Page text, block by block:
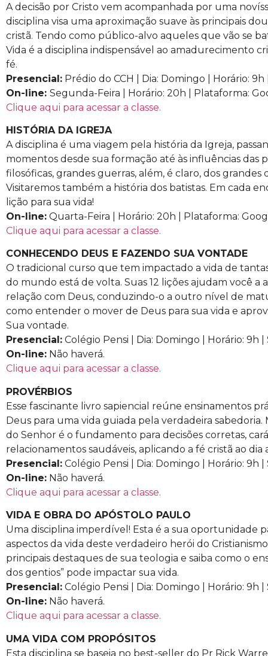
A decisão por Cristo vem acompanhada por uma
disciplina visa uma aproximação suave às principais
cristã. Tendo como público-alvo aqueles que vão se
Vida é a disciplina indispensável ao amadurecimento
fé.
Presencial: Prédio do CCH | Dia: Domingo | Horário: 9h
On-line: Segunda-Feira | Horário: 20h | Plataforma:
Clique aqui para acessar a classe.
HISTÓRIA DA IGREJA
A disciplina é uma viagem pela história da Igreja,
momentos desde sua formação até às influências das
filosóficas, grandes guerras, além, é claro, dos grandes
Visitaremos também a história dos batistas. Em cada
lição para sua vida!
On-line: Quarta-Feira | Horário: 20h | Plataforma:
Clique aqui para acessar a classe.
CONHECENDO DEUS E FAZENDO SUA VONTADE
O tradicional curso que tem impactado a vida de
do mundo está de volta. Suas 12 lições ajudam você a
relação com Deus, conduzindo-o a outro nível de
como entender o mover de Deus para sua vida e
Sua vontade.
Presencial: Colégio Pensi | Dia: Domingo | Horário: 9h |
On-line: Não haverá.
Clique aqui para acessar a classe.
PROVÉRBIOS
Esse fascinante livro sapiencial reúne ensinamentos
Deus para uma vida guiada pela verdadeira
do Senhor é o fundamento para decisões corretas,
relacionamentos saudáveis, aplicando a fé cristã ao dia
Presencial: Colégio Pensi | Dia: Domingo | Horário: 9h |
On-line: Não haverá.
Clique aqui para acessar a classe.
VIDA E OBRA DO APÓSTOLO PAULO
Uma disciplina imperdível! Esta é a sua oportunidade
aspectos da vida deste verdadeiro herói do
principais destaques de sua teologia e saiba como o
dos gentios” pode impactar sua vida.
Presencial: Colégio Pensi | Dia: Domingo | Horário: 9h |
On-line: Não haverá.
Clique aqui para acessar a classe.
UMA VIDA COM PROPÓSITOS
Esta disciplina se baseia no best-seller do Pr Rick